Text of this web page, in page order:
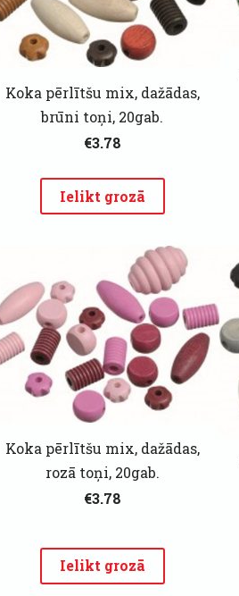
Koka pērlītšu mix, dažādas,
brūni toņi, 20gab.
€3.78
Ielikt grozā
Koka pērlītšu mix, dažādas,
rozā toņi, 20gab.
€3.78
Ielikt grozā